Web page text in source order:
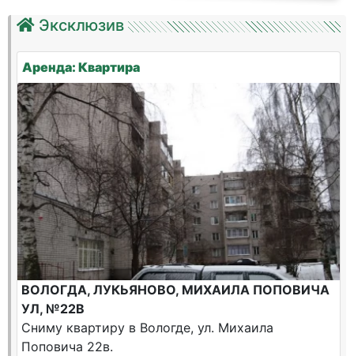
Эксклюзив
Аренда: Квартира
ВОЛОГДА, ЛУКЬЯНОВО, МИХАИЛА ПОПОВИЧА
УЛ, №22В
Сниму квартиру в Вологде, ул. Михаила
Поповича 22в.